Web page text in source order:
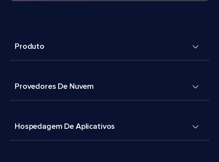
Produto
Provedores De Nuvem
Hospedagem De Aplicativos